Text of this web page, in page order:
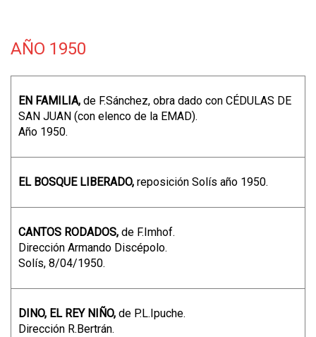
AÑO 1950
EN FAMILIA, de F.Sánchez, obra dado con CÉDULAS DE
SAN JUAN (con elenco de la EMAD).
Año 1950.
EL BOSQUE LIBERADO, reposición Solís año 1950.
CANTOS RODADOS, de F.Imhof.
Dirección Armando Discépolo.
Solís, 8/04/1950.
DINO, EL REY NIÑO, de P.L.Ipuche.
Dirección R.Bertrán.